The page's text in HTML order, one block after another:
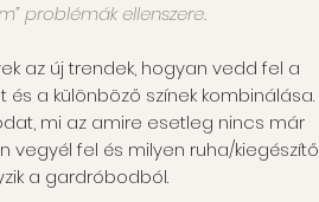
problémák ellenszere.
az új trendek, hogyan vedd fel a
és a különböző színek kombinálása.
mi az amire esetleg nincs már
vegyél fel és milyen ruha/kiegészítő
a gardróbodból.